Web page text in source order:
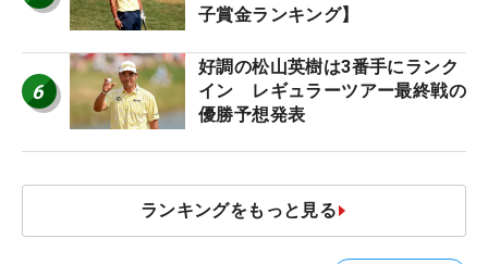
子賞金ランキング】
6
好調の松山英樹は3番手にランク
イン レギュラーツアー最終戦の
優勝予想発表
ランキングをもっと見る